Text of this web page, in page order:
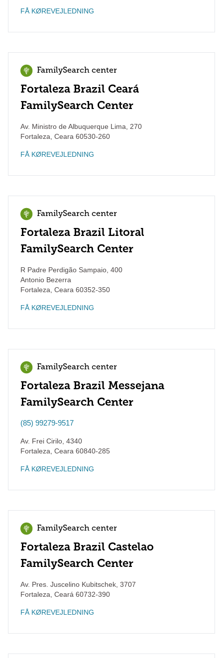
FÅ KØREVEJLEDNING
FamilySearch center
Fortaleza Brazil Ceará
FamilySearch Center
Av. Ministro de Albuquerque Lima, 270
Fortaleza Ceara 60530-260
FÅ KØREVEJLEDNING
FamilySearch center
Fortaleza Brazil Litoral
FamilySearch Center
R Padre Perdigão Sampaio, 400
Antonio Bezerra
Fortaleza Ceara 60352-350
FÅ KØREVEJLEDNING
FamilySearch center
Fortaleza Brazil Messejana
FamilySearch Center
(85) 99279-9517
Av. Frei Cirilo, 4340
Fortaleza Ceara 60840-285
FÅ KØREVEJLEDNING
FamilySearch center
Fortaleza Brazil Castelao
FamilySearch Center
Av. Pres. Juscelino Kubitschek, 3707
Fortaleza Ceará 60732-390
FÅ KØREVEJLEDNING